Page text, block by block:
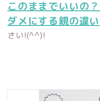
このままでいいの
ダメにする親の違い
さい!(^^)!